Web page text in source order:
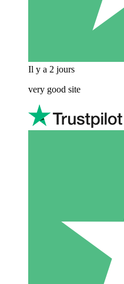
Il y a 2 jours
very good site